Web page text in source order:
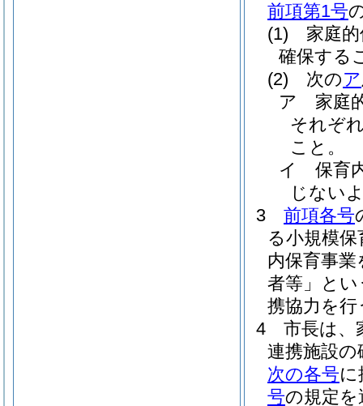
前項第1号
(1)
家庭
確保する
(2)
次のア
ア
家庭
それぞ
こと。
イ
保育
じない
3
前項各号
る小規模
内保育事業
者等」とい
携協力を
4
市長は、
連携施設
次の各号
号の規定